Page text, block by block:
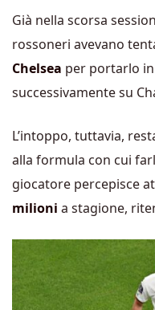
Già nella scorsa
rossoneri avevano
Chelsea per portarlo
successivamente su
L’intoppo, tuttavia,
alla formula con cui
giocatore percepisce
milioni a stagione,